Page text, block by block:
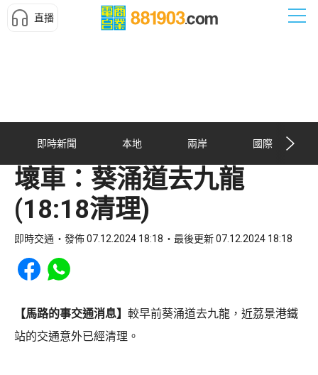
直播
即時新聞 本地 兩岸 國際
壞車：葵涌道去九龍
(18:18清理)
即時交通 發佈 07.12.2024 18:18 最後更新 07.12.2024 18:18
Share to Facebook
Share to WhatsApp
【馬路的事交通消息】 較早前葵涌道去九龍，近荔景港鐵
站的交通意外已經清理。